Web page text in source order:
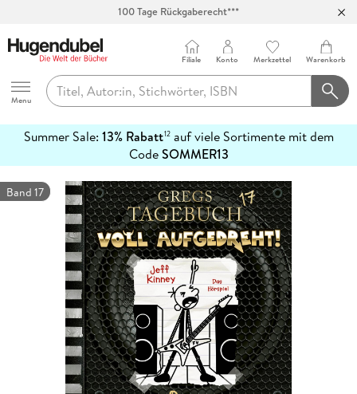
100 Tage Rückgaberecht***
Hugendubel
Menu
Filiale Konto Merkzettel Warenkorb
Summer Sale: 13% Rabatt12auf viele Sortimente mit dem
CodeSOMMER13
erfahren
Band 17